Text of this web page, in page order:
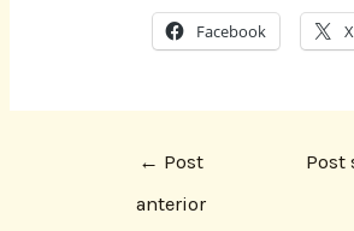
Facebook X
← Post
anterior
Post